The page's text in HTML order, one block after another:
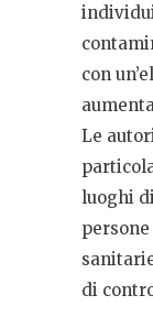
con
Le
luoghi
di